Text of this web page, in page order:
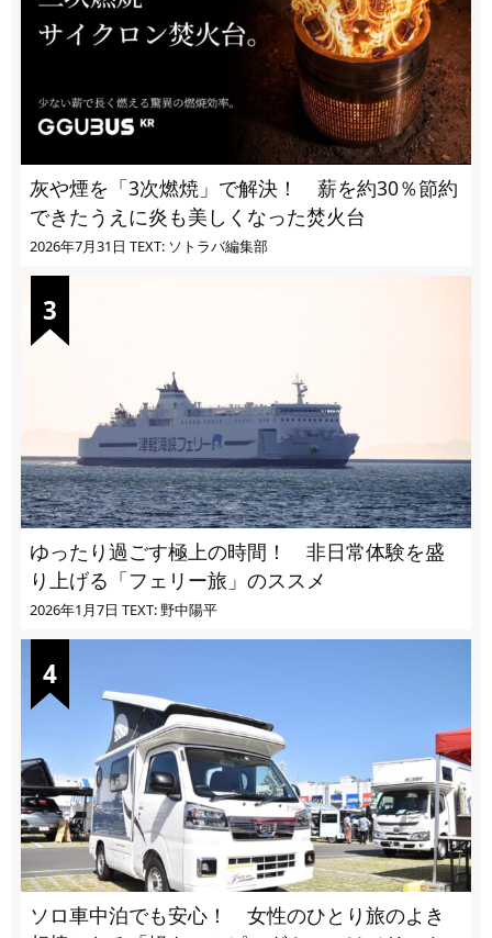
灰や煙を「3次燃焼」で解決！ 薪を約30％節約
できたうえに炎も美しくなった焚火台
2026年7月31日 TEXT: ソトラバ編集部
ゆったり過ごす極上の時間！ 非日常体験を盛
り上げる「フェリー旅」のススメ
2026年1月7日 TEXT: 野中陽平
ソロ車中泊でも安心！ 女性のひとり旅のよき